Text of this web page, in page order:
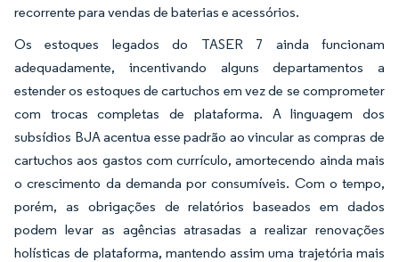
recorrente para vendas de baterias e acessórios.
Os estoques legados do TASER 7 ainda funcionam
adequadamente, incentivando alguns departamentos a
estender os estoques de cartuchos em vez de se comprometer
com trocas completas de plataforma. A linguagem dos
subsídios BJA acentua esse padrão ao vincular as compras de
cartuchos aos gastos com currículo, amortecendo ainda mais
o crescimento da demanda por consumíveis. Com o tempo,
porém, as obrigações de relatórios baseados em dados
podem levar as agências atrasadas a realizar renovações
holísticas de plataforma, mantendo assim uma trajetória mais